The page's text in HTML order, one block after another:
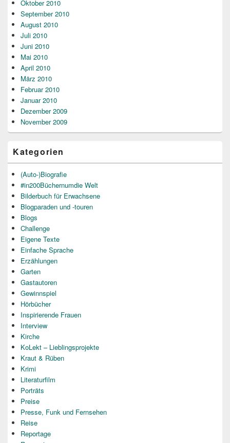
Oktober 2010
September 2010
August 2010
Juli 2010
Juni 2010
Mai 2010
April 2010
März 2010
Februar 2010
Januar 2010
Dezember 2009
November 2009
Kategorien
(Auto-)Biografie
#in200Büchernumdie Welt
Bilderbuch für Erwachsene
Blogparaden und -touren
Blogs
Challenge
Eigene Texte
Einfache Sprache
Erzählungen
Garten
Gastautoren
Gewinnspiel
Hörbücher
Inspirierende Frauen
Interview
Kirche
KoLekt – Lieblingsprojekte
Kraut & Rüben
Krimi
Literaturfilm
Porträts
Preise
Presse, Funk und Fernsehen
Reise
Reportage